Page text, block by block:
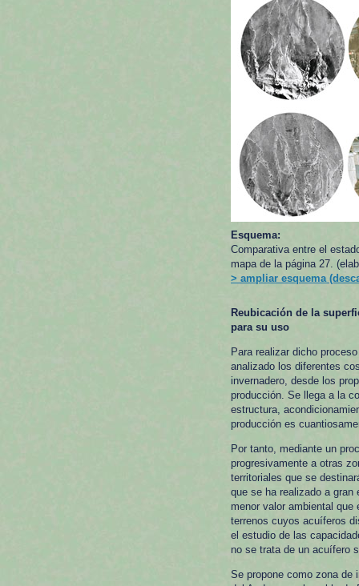
Esquema:
Comparativa entre el
mapa de la página 27.
> ampliar esquema
Reubicación de la
para su uso
Para realizar dicho
analizado los diferentes
invernadero, desde los
producción. Se llega a la
estructura,
producción es
Por tanto, mediante un
progresivamente a otras
territoriales que se
que se ha realizado a gran
menor valor ambiental
terrenos cuyos acuíferos
el estudio de las
no se trata de un acuífero
Se propone como zona de